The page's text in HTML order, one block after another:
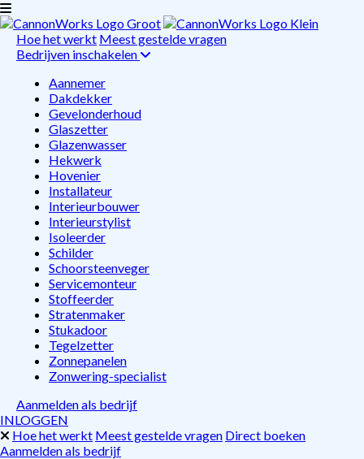
Hoe het werkt Meest gestelde vragen
Bedrijven inschakelen
Aannemer
Dakdekker
Gevelonderhoud
Glaszetter
Glazenwasser
Hekwerk
Hovenier
Installateur
Interieurbouwer
Interieurstylist
Isoleerder
Schilder
Schoorsteenveger
Servicemonteur
Stoffeerder
Stratenmaker
Stukadoor
Tegelzetter
Zonnepanelen
Zonwering-specialist
Aanmelden als bedrijf
INLOGGEN
Hoe het werkt Meest gestelde vragen Direct boeken
Aanmelden als bedrijf